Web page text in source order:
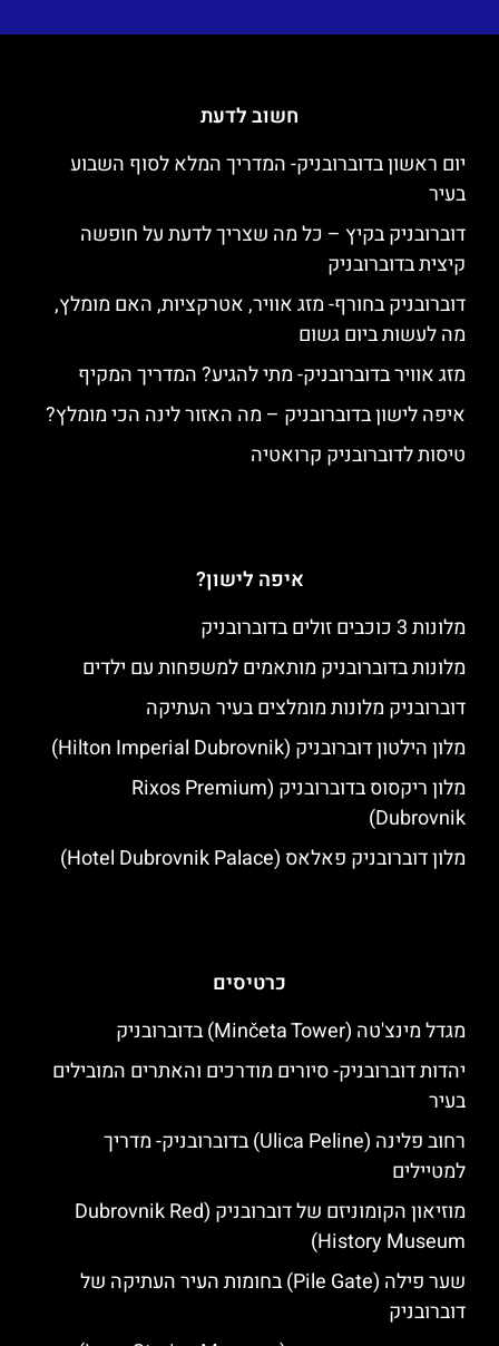
חשוב לדעת
יום ראשון בדוברובניק- המדריך המלא לסוף השבוע
בעיר
דוברובניק בקיץ – כל מה שצריך לדעת על חופשה
קיצית בדוברובניק
דוברובניק בחורף- מזג אוויר, אטרקציות, האם מומלץ,
מה לעשות ביום גשום
מזג אוויר בדוברובניק- מתי להגיע? המדריך המקיף
איפה לישון בדוברובניק – מה האזור לינה הכי מומלץ?
טיסות לדוברובניק קרואטיה
איפה לישון?
מלונות 3 כוכבים זולים בדוברובניק
מלונות בדוברובניק מותאמים למשפחות עם ילדים
דוברובניק מלונות מומלצים בעיר העתיקה
מלון הילטון דוברובניק (Hilton Imperial Dubrovnik)
מלון ריקסוס בדוברובניק (Rixos Premium
Dubrovnik)
מלון דוברובניק פאלאס (Hotel Dubrovnik Palace)
כרטיסים
מגדל מינצ'טה (Minčeta Tower) בדוברובניק
יהדות דוברובניק- סיורים מודרכים והאתרים המובילים
בעיר
רחוב פלינה (Ulica Peline) בדוברובניק- מדריך
למטיילים
מוזיאון הקומוניזם של דוברובניק (Dubrovnik Red
History Museum)
שער פילה (Pile Gate) בחומות העיר העתיקה של
דוברובניק